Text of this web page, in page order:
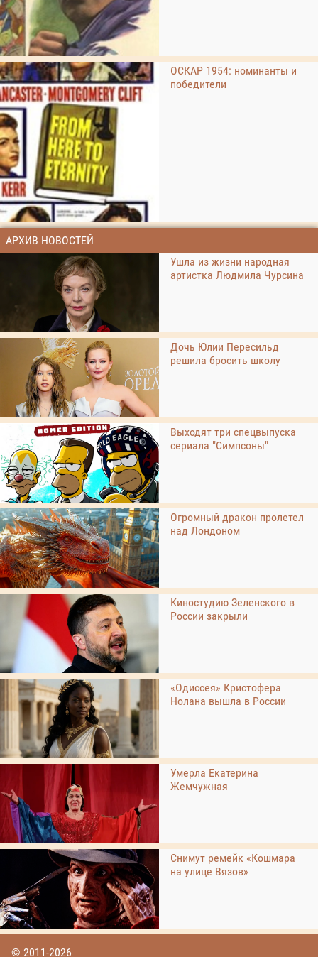
ОСКАР 1954: номинанты и
победители
АРХИВ НОВОСТЕЙ
Ушла из жизни народная
артистка Людмила Чурсина
Дочь Юлии Пересильд
решила бросить школу
Выходят три спецвыпуска
сериала "Симпсоны"
Огромный дракон пролетел
над Лондоном
Киностудию Зеленского в
России закрыли
«Одиссея» Кристофера
Нолана вышла в России
Умерла Екатерина
Жемчужная
Снимут ремейк «Кошмара
на улице Вязов»
© 2011-2026